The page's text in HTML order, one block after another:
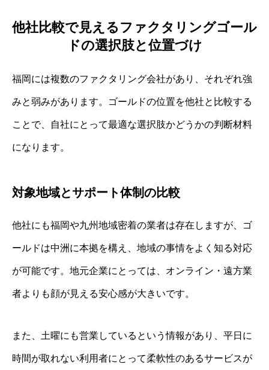
他社比較で見えるファクタリングゴール
ドの選択肢と位置づけ
福岡には複数のファクタリング会社があり、それぞれ強
みと弱みがあります。ゴールドの位置を他社と比較する
ことで、自社にとって最適な選択肢かどうかの判断材料
になります。
対象地域とサポート体制の比較
他社にも福岡や九州地域密着の業者は存在しますが、ゴ
ールドは中洲に本拠を構え、地域の事情をよく知る対応
が可能です。地元企業にとっては、オンライン・遠方業
者よりも顔が見える安心感が大きいです。
また、土曜にも営業しているという情報があり、平日に
時間が取れない利用者にとって柔軟性のあるサービスが